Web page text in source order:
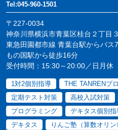
Tel:045-960-1501
〒227-0034
神奈川県横浜市青葉区桂台２丁目
東急田園都市線 青葉台駅からバ
もの国駅から徒歩16分
受付時間：15:30～20:00／日月休
1対2個別指導 THE TANRENプ
定期テスト対策
高校入試対策
プログラミング
デキタス個別指
デキタス
りんご塾（算数オリン